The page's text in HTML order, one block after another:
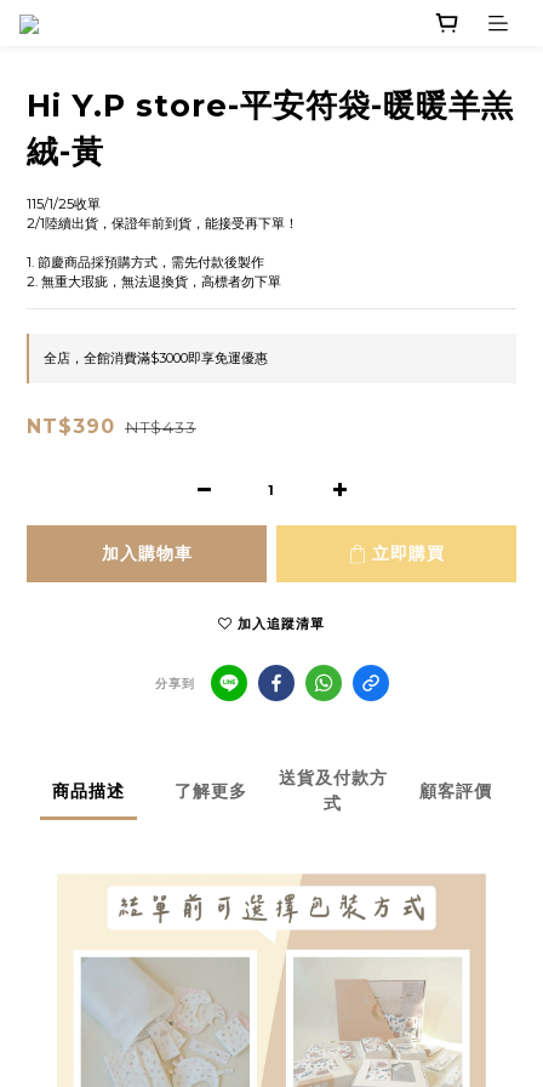
Hi Y.P store-平安符袋-暖暖羊羔
絨-黃
115/1/25收單
2/1陸續出貨，保證年前到貨，能接受再下單！
1. 節慶商品採預購方式，需先付款後製作
2. 無重大瑕疵，無法退換貨，高標者勿下單
全店，全館消費滿$3000即享免運優惠
NT$390 NT$433
加入購物車 立即購買
加入追蹤清單
分享到
商品描述 了解更多
送貨及付款方
式
顧客評價